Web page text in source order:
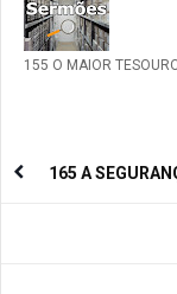
155 O MAIOR
165 A